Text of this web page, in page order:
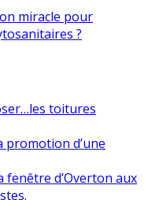
miracle pour
?
toitures
promotion d’une
d’Overton aux